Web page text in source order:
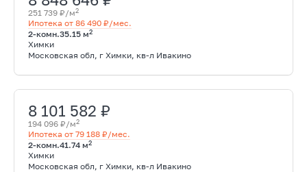
251 739 ₽/м2
Ипотека от 86 490 ₽/мес.
2-комн.35.15 м2
Химки
Московская обл, г Химки, кв-л Ивакино
8 101 582 ₽
194 096 ₽/м2
Ипотека от 79 188 ₽/мес.
2-комн.41.74 м2
Химки
Московская обл, г Химки, кв-л Ивакино